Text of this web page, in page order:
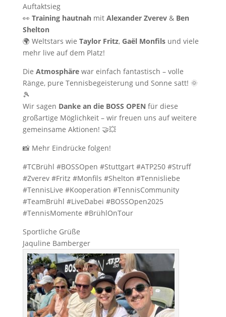
Auftaktsieg
👀 Training hautnahmit Alexander Zverev& Ben
Shelton
🌍 Weltstars wie Taylor Fritz, Gaël Monfilsund viele
mehr live auf dem Platz!
Die Atmosphärewar einfach fantastisch – volle
Ränge, pure Tennisbegeisterung und Sonne satt! 🌞
🎾
Wir sagen Danke an die BOSS OPEN für diese
großartige Möglichkeit – wir freuen uns auf weitere
gemeinsame Aktionen! 🤝💥
📸 Mehr Eindrücke folgen!
#TCBrühl #BOSSOpen #Stuttgart #ATP250 #Struff
#Zverev #Fritz #Monfils #Shelton #Tennisliebe
#TennisLive #Kooperation #TennisCommunity
#TeamBrühl #LiveDabei #BOSSOpen2025
#TennisMomente #BrühlOnTour
Sportliche Grüße
Jaquline Bamberger